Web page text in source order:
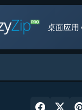
桌面应用